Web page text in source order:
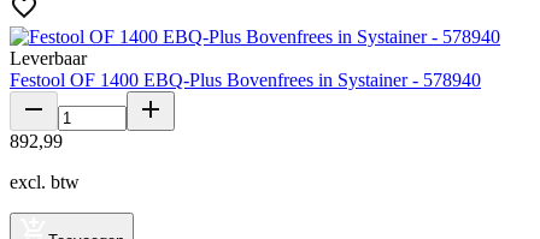
Leverbaar
Festool OF 1400 EBQ-Plus Bovenfrees in Systainer - 578940
892,99
excl. btw